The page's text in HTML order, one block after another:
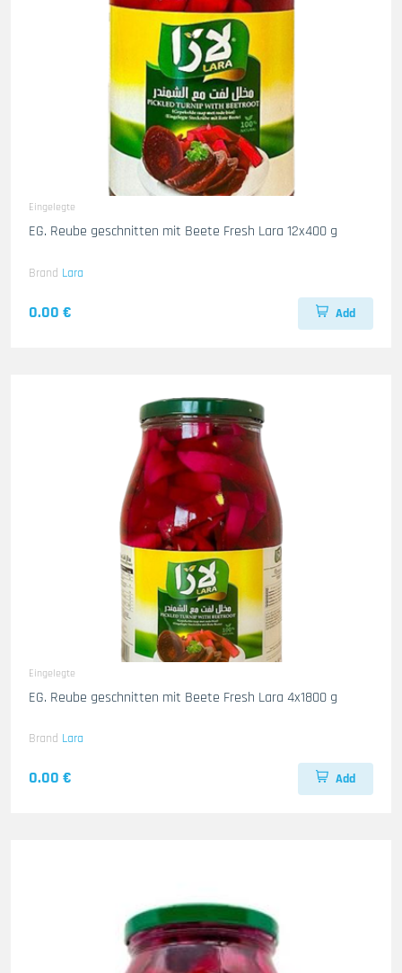
Eingelegte
EG. Reube geschnitten mit Beete Fresh Lara 12x400 g
Brand Lara
0.00 € Add
Eingelegte
EG. Reube geschnitten mit Beete Fresh Lara 4x1800 g
Brand Lara
0.00 € Add